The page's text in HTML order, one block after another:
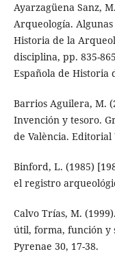
Ayarzagüena Sanz,
Arqueología.
Historia de la
disciplina, pp. 835-
Española de Historia
Barrios Aguilera, M.
Invención y tesoro.
de València.
Binford, L. (1985)
el registro
Calvo Trías, M.
útil, forma, función y
Pyrenae 30, 17-38.